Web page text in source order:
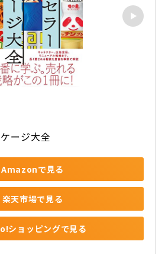
ージ大全
Amazonで見る
楽天市場で見る
ショッピングで見る